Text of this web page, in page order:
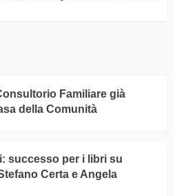
Familiare già
della Comunità
successo per i libri su
Certa e Angela